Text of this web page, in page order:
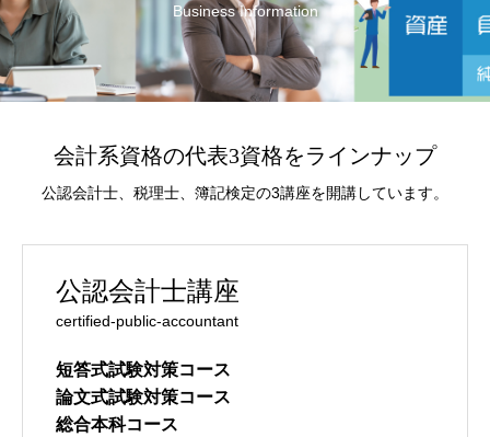
Business Information
会計系資格の代表3資格をラインナップ
公認会計士、税理士、簿記検定の3講座を開講しています。
公認会計士講座
certified-public-accountant
短答式試験対策コース
論文式試験対策コース
総合本科コース